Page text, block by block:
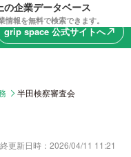
企業データベース
報を無料で検索できます。
grip space 公式サイトへnorth_east
半田検察審査会
更新日時： 2026/04/11 11:21